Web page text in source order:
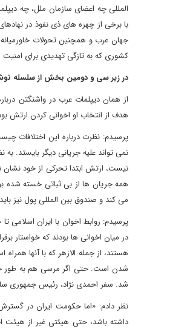
المللی چه اعضای سازمان ملل، چه
با برخی از چهره های ذی نفوذ در
جهان عرب و همچنین تحولات
کشوری که به تازگی تهدیدی برای امنیت
در زیر سی و دومین بخش از سلسله
از همان دیپلمات عرب در واشنگتن
هدف از انتخاب او اخوانی کردن ارتش
پرسیدم: نظرت درباره این اختلافات
نمی تواند علیه جریانی دیگر بایستد.
نیست، ارتش ابتدا تحرکی از خود نشان
همه جریان ها از بی ثباتی خسته
می کند و صندوق بین المللی پول نیز
پرسیدم: روابط اخوان با ایران
در میان اخوانی ها بودند که خواستار
هستند، از جمله الازهر که با آنها
شدن است. حتی اگر مرسی هم به طور
شد. سفر احمدی نژاد، رئیس جمهوری
نظر دادم: «اما حکومت ایران در
داشته باشد، حتی هیئتی غیر از هیئت